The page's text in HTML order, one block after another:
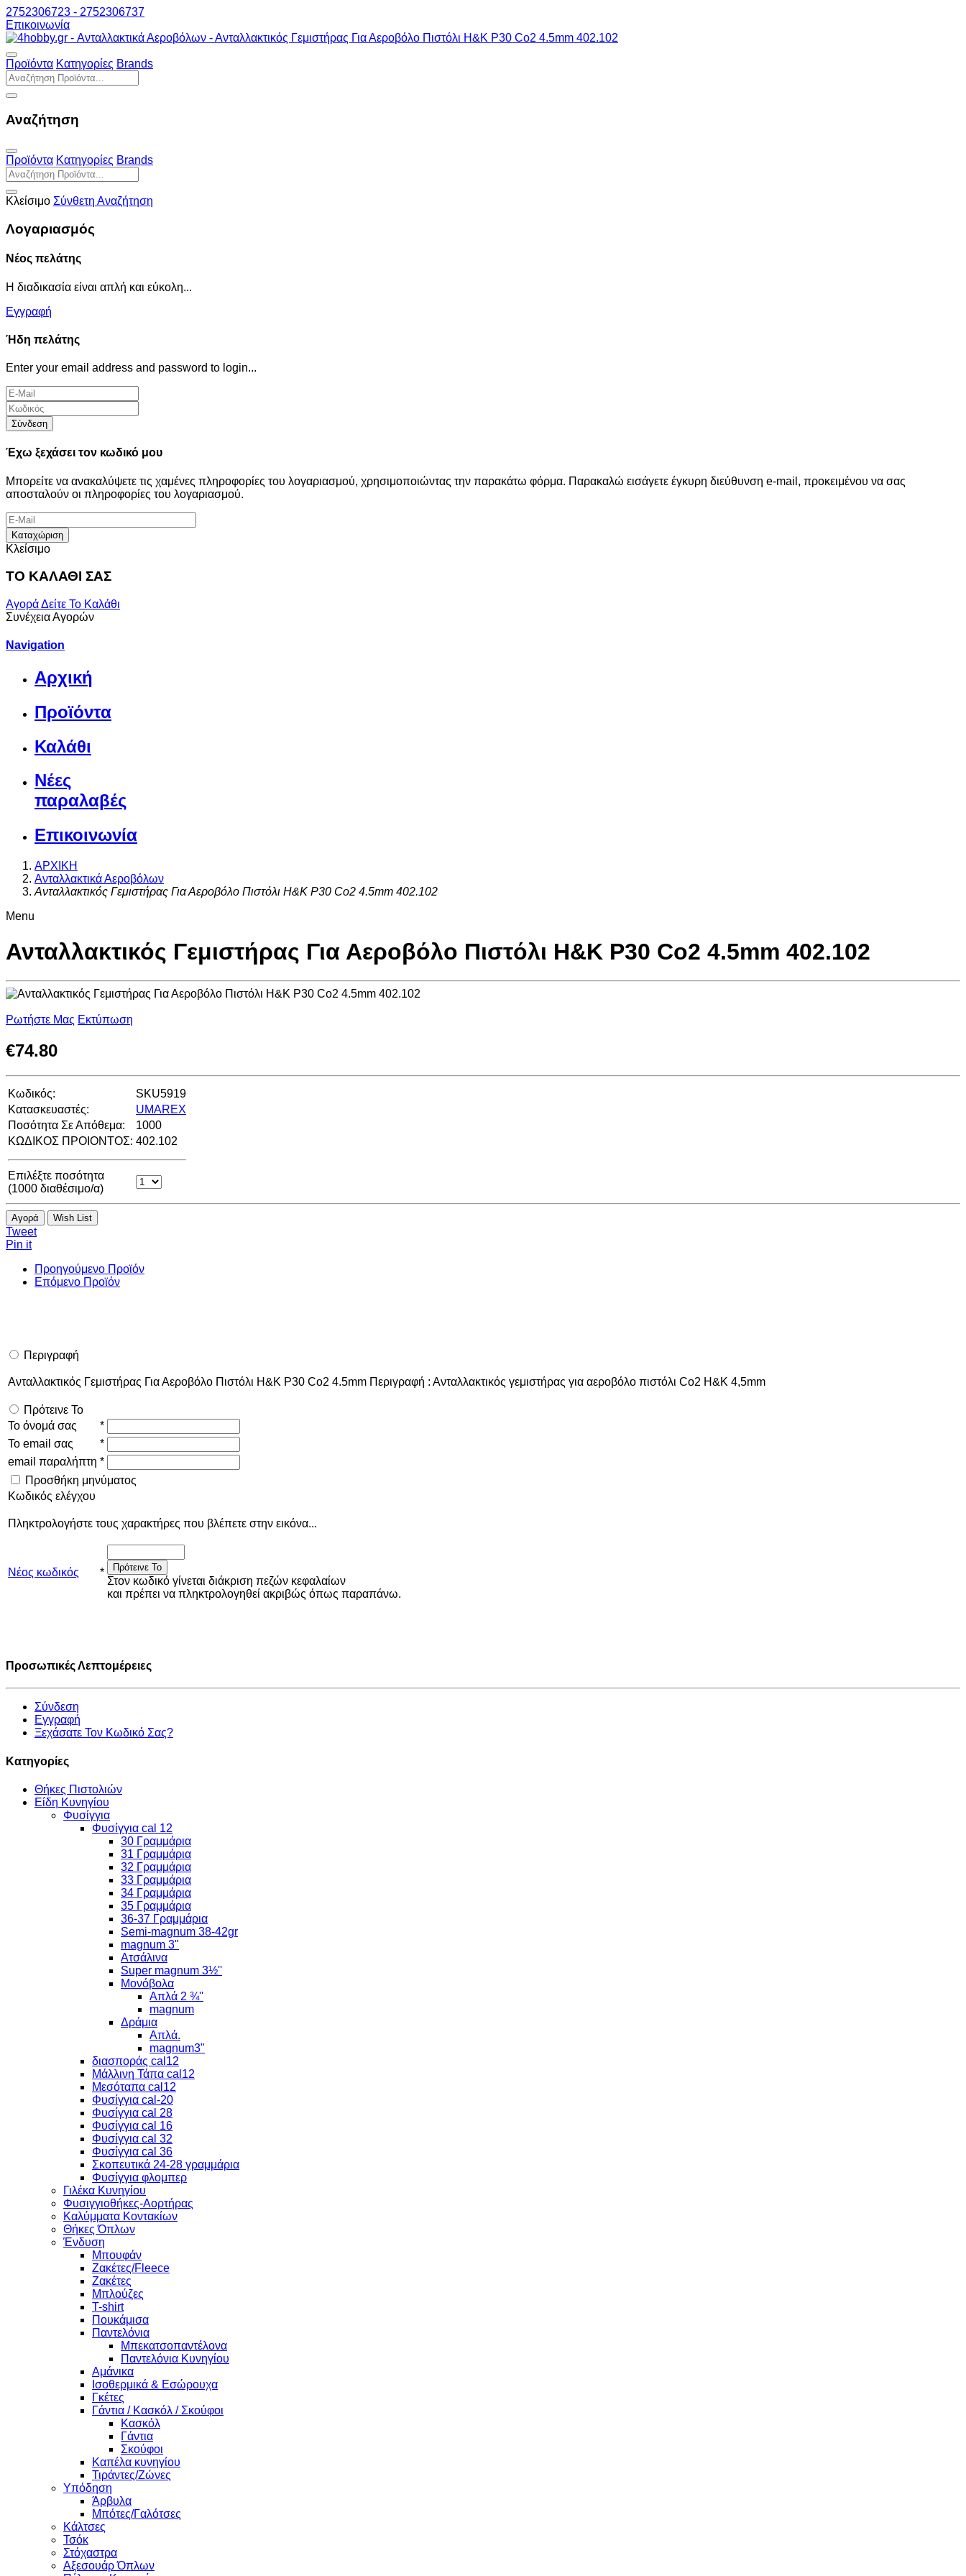
2752306723 - 2752306737
Επικοινωνία
Προϊόντα Κατηγορίες Brands
Αναζήτηση
Προϊόντα Κατηγορίες Brands
Κλείσιμο Σύνθετη Αναζήτηση
Λογαριασμός
Νέος πελάτης
Η διαδικασία είναι απλή και εύκολη...
Εγγραφή
Ήδη πελάτης
Enter your email address and password to login...
Σύνδεση
Έχω ξεχάσει τον κωδικό μου
Μπορείτε να ανακαλύψετε τις χαμένες πληροφορίες του λογαριασμού, χρησιμοποιώντας την παρακάτω φόρμα. Παρακαλώ εισάγετε έγκυρη διεύθυνση e-mail, προκειμένου να σας
αποσταλούν οι πληροφορίες του λογαριασμού.
Καταχώριση
Κλείσιμο
ΤΟ ΚΑΛΑΘΙ ΣΑΣ
ΑγοράΔείτε Το Καλάθι
Συνέχεια Αγορών
Navigation
Αρχική
Προϊόντα
Καλάθι
Νέες
παραλαβές
Επικοινωνία
ΑΡΧΙΚΗ
Ανταλλακτικά Αεροβόλων
Ανταλλακτικός Γεμιστήρας Για Αεροβόλο Πιστόλι Η&Κ P30 Co2 4.5mm 402.102
Menu
Ανταλλακτικός Γεμιστήρας Για Αεροβόλο Πιστόλι Η&Κ P30 Co2 4.5mm 402.102
Ρωτήστε Μας Εκτύπωση
€74.80
Κωδικός:
SKU5919
Κατασκευαστές:
UMAREX
Ποσότητα Σε Απόθεμα:
1000
ΚΩΔΙΚΟΣ ΠΡΟΙΟΝΤΟΣ: 402.102
Επιλέξτε ποσότητα
(1000 διαθέσιμο/α)
Αγορά Wish List
Tweet
Pin it
Προηγούμενο Προϊόν
Επόμενο Προϊόν
Περιγραφή
Ανταλλακτικός Γεμιστήρας Για Αεροβόλο Πιστόλι Η&Κ P30 Co2 4.5mm Περιγραφή : Ανταλλακτικός γεμιστήρας για αεροβόλο πιστόλι Co2 Η&Κ 4,5mm
Πρότεινε Το
Το όνομά σας
*
Το email σας
*
email παραλήπτη *
Προσθήκη μηνύματος
Κωδικός ελέγχου
Πληκτρολογήστε τους χαρακτήρες που βλέπετε στην εικόνα...
Νέος κωδικός * Πρότεινε Το
Στον κωδικό γίνεται διάκριση πεζών κεφαλαίων
και πρέπει να πληκτρολογηθεί ακριβώς όπως παραπάνω.
Προσωπικές Λεπτομέρειες
Σύνδεση
Εγγραφή
Ξεχάσατε Τον Κωδικό Σας?
Κατηγορίες
Θήκες Πιστολιών
Είδη Κυνηγίου
Φυσίγγια
Φυσίγγια cal 12
30 Γραμμάρια
31 Γραμμάρια
32 Γραμμάρια
33 Γραμμάρια
34 Γραμμάρια
35 Γραμμάρια
36-37 Γραμμάρια
Semi-magnum 38-42gr
magnum 3"
Ατσάλινα
Super magnum 3½''
Μονόβολα
Απλά 2 ¾''
magnum
Δράμια
Απλά.
magnum3"
διασποράς cal12
Μάλλινη Τάπα cal12
Μεσόταπα cal12
Φυσίγγια cal-20
Φυσίγγια cal 28
Φυσίγγια cal 16
Φυσίγγια cal 32
Φυσίγγια cal 36
Σκοπευτικά 24-28 γραμμάρια
Φυσίγγια φλομπερ
Γιλέκα Κυνηγίου
Φυσιγγιοθήκες-Αορτήρας
Καλύμματα Κοντακίων
Θήκες Όπλων
Ένδυση
Μπουφάν
Ζακέτες/Fleece
Ζακέτες
Μπλούζες
T-shirt
Πουκάμισα
Παντελόνια
Μπεκατσοπαντέλονα
Παντελόνια Κυνηγίου
Αμάνικα
Ισοθερμικά & Εσώρουχα
Γκέτες
Γάντια / Κασκόλ / Σκούφοι
Κασκόλ
Γάντια
Σκούφοι
Καπέλα κυνηγίου
Τιράντες/Ζώνες
Υπόδηση
Άρβυλα
Μπότες/Γαλότσες
Κάλτσες
Τσόκ
Στόχαστρα
Αξεσουάρ Όπλων